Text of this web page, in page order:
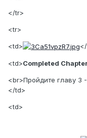
</tr>
<tr>
<td>
<td>Completed
<br>Пройдите главу 3
</td>
<td>